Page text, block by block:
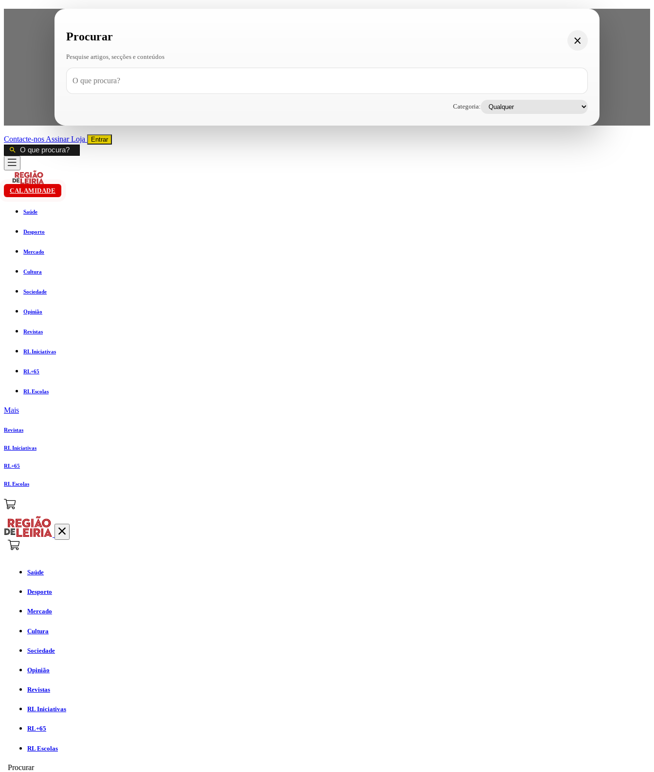
Procurar
Pesquise artigos, secções e conteúdos
Categoria:
Contacte-nos AssinarLoja Entrar
CALAMIDADE
Saúde
Desporto
Mercado
Cultura
Sociedade
Opinião
Revistas
RL Iniciativas
RL+65
RL Escolas
Mais
Revistas
RL Iniciativas
RL+65
RL Escolas
Saúde
Desporto
Mercado
Cultura
Sociedade
Opinião
Revistas
RL Iniciativas
RL+65
RL Escolas
Procurar